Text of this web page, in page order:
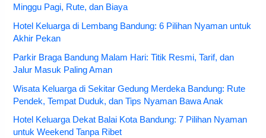
Minggu Pagi, Rute, dan Biaya
Hotel Keluarga di Lembang Bandung: 6 Pilihan Nyaman untuk
Akhir Pekan
Parkir Braga Bandung Malam Hari: Titik Resmi, Tarif, dan
Jalur Masuk Paling Aman
Wisata Keluarga di Sekitar Gedung Merdeka Bandung: Rute
Pendek, Tempat Duduk, dan Tips Nyaman Bawa Anak
Hotel Keluarga Dekat Balai Kota Bandung: 7 Pilihan Nyaman
untuk Weekend Tanpa Ribet